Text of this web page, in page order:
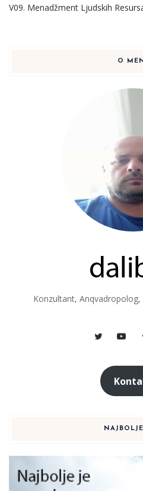
V09. Menadžment Ljudskih
O
Konzultant,